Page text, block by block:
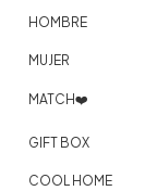
HOMBRE
MUJER
MATCH❤️
GIFT BOX
COOL HOME